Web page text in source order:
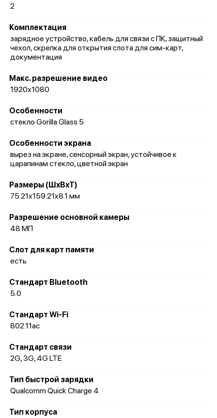
2
Комплектация
зарядное устройство, кабель для связи с ПК, защитный
чехол, скрепка для открытия слота для сим-карт,
документация
Макс. разрешение видео
1920x1080
Особенности
стекло Gorilla Glass 5
Особенности экрана
вырез на экране, сенсорный экран, устойчивое к
царапинам стекло, цветной экран
Размеры (ШxВxТ)
75.21x159.21x8.1 мм
Разрешение основной камеры
48 МП
Слот для карт памяти
есть
Стандарт Bluetooth
5.0
Стандарт Wi-Fi
802.11ac
Стандарт связи
2G, 3G, 4G LTE
Тип быстрой зарядки
Qualcomm Quick Charge 4
Тип корпуса